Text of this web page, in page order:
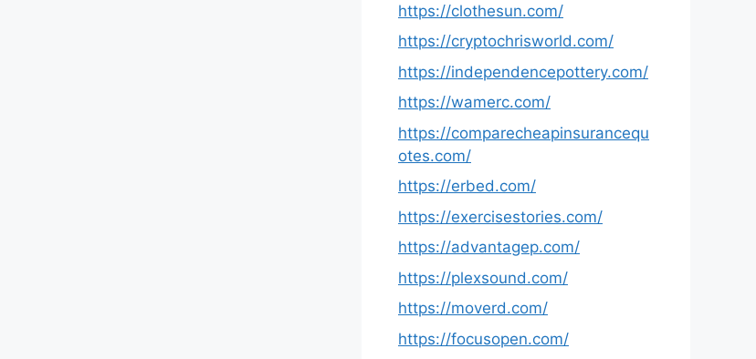
https://clothesun.com/
https://cryptochrisworld.com/
https://independencepottery.com/
https://wamerc.com/
https://comparecheapinsurancequ
otes.com/
https://erbed.com/
https://exercisestories.com/
https://advantagep.com/
https://plexsound.com/
https://moverd.com/
https://focusopen.com/